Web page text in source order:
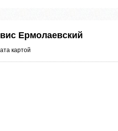
Ермолаевский
картой